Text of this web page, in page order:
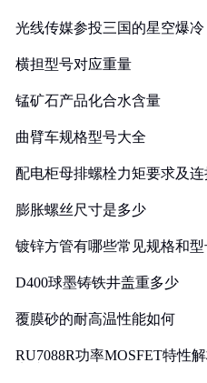
光线传媒参投三国的星空爆冷
横担型号对应重量
锰矿石产品化合水含量
曲臂车规格型号大全
配电柜母排螺栓力矩要求及
膨胀螺丝尺寸是多少
镀锌方管有哪些常见规格和型
D400球墨铸铁井盖重多少
覆膜砂的耐高温性能如何
RU7088R功率MOSFET特性